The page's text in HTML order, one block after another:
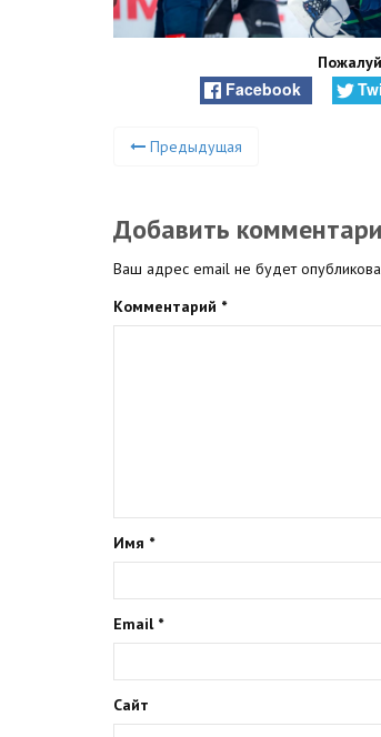
Facebook
Предыдущая
Добавить
Ваш адрес email не будет
Комментарий *
Имя *
Email *
Сайт